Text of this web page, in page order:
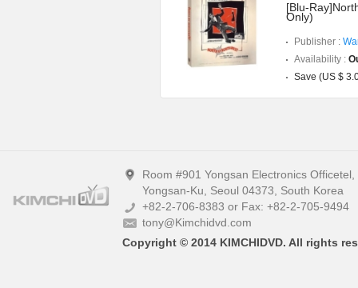
[Blu-
Only)
Publisher :
Availability :
Save (US $
Room #901 Yongsan Electronics
Yongsan-Ku, Seoul 04373, South Korea
+82-2-706-8383 or Fax: +82-2-705-9494
tony@Kimchidvd.com
Copyright © 2014 KIMCHIDVD. All rights